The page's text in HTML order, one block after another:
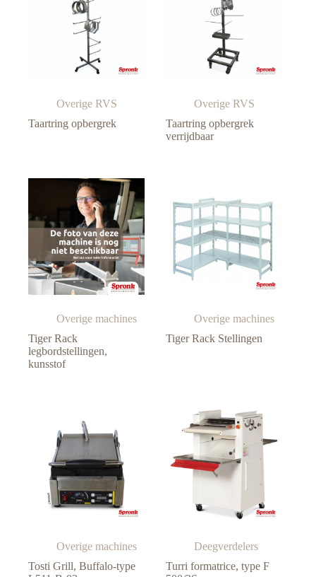
Overige RVS
Taartring opbergrek
Overige RVS
Taartring opbergrek
verrijdbaar
Overige machines
Tiger Rack
legbordstellingen,
kunsstof
Overige machines
Tiger Rack Stellingen
Overige machines
Tosti Grill, Buffalo-type
Deegverdelers
Turri formatrice, type F